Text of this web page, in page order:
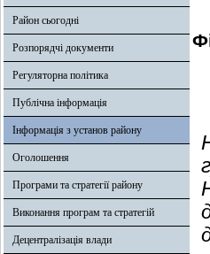
Район сьогодні
Розпорядчі документи
Регуляторна політика
Публічна інформація
Інформація з установ району
Оголошення
Програми та стратегії району
Виконання програм та стратегій
Децентралізація влади